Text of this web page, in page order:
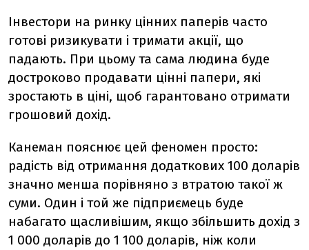
Інвестори на ринку цінних паперів часто
готові ризикувати і тримати акції, що
падають. При цьому та сама людина буде
достроково продавати цінні папери, які
зростають в ціні, щоб гарантовано отримати
грошовий дохід.
Канеман пояснює цей феномен просто:
радість від отримання додаткових 100 доларів
значно менша порівняно з втратою такої ж
суми. Один і той же підприємець буде
набагато щасливішим, якщо збільшить дохід з
1 000 доларів до 1 100 доларів, ніж коли